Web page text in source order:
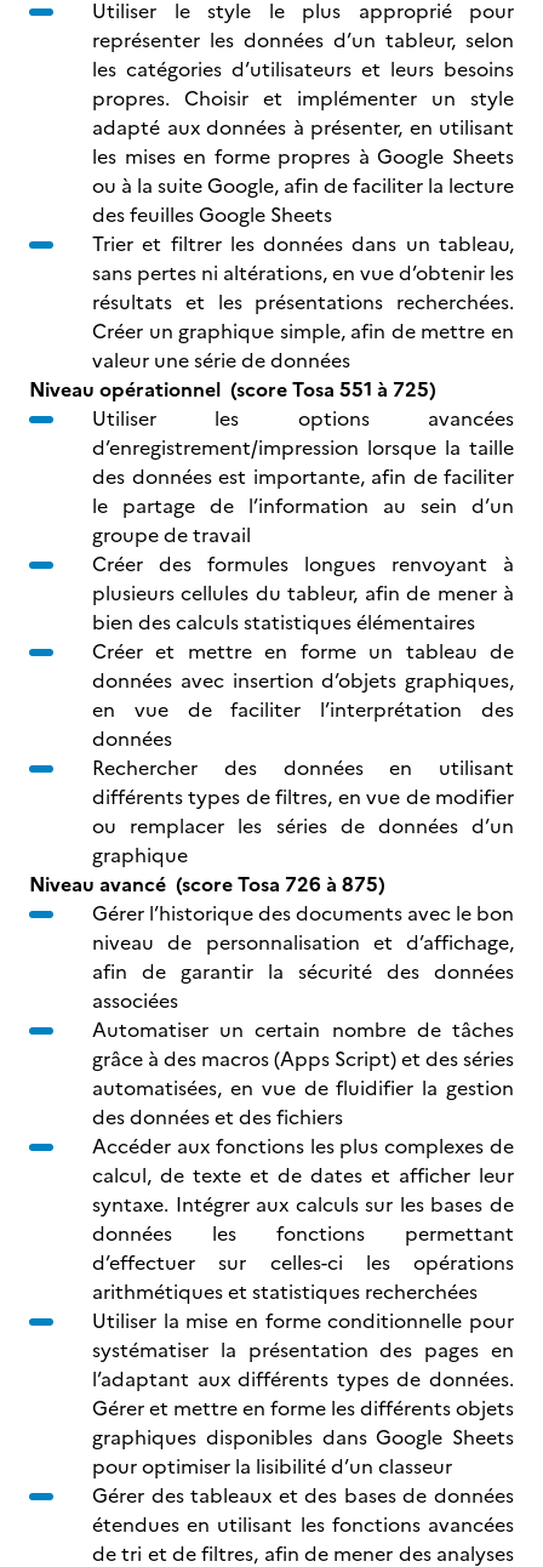
Utiliser le style le plus approprié pour
représenter les données d’un tableur, selon
les catégories d’utilisateurs et leurs besoins
propres. Choisir et implémenter un style
adapté aux données à présenter, en utilisant
les mises en forme propres à Google Sheets
ou à la suite Google, afin de faciliter la lecture
des feuilles Google Sheets
Trier et filtrer les données dans un tableau,
sans pertes ni altérations, en vue d’obtenir les
résultats et les présentations recherchées.
Créer un graphique simple, afin de mettre en
valeur une série de données
Niveau opérationnel (score Tosa 551 à 725)
Utiliser les options avancées
d’enregistrement/impression lorsque la taille
des données est importante, afin de faciliter
le partage de l’information au sein d’un
groupe de travail
Créer des formules longues renvoyant à
plusieurs cellules du tableur, afin de mener à
bien des calculs statistiques élémentaires
Créer et mettre en forme un tableau de
données avec insertion d’objets graphiques,
en vue de faciliter l’interprétation des
données
Rechercher des données en utilisant
différents types de filtres, en vue de modifier
ou remplacer les séries de données d’un
graphique
Niveau avancé (score Tosa 726 à 875)
Gérer l’historique des documents avec le bon
niveau de personnalisation et d’affichage,
afin de garantir la sécurité des données
associées
Automatiser un certain nombre de tâches
grâce à des macros (Apps Script) et des séries
automatisées, en vue de fluidifier la gestion
des données et des fichiers
Accéder aux fonctions les plus complexes de
calcul, de texte et de dates et afficher leur
syntaxe. Intégrer aux calculs sur les bases de
données les fonctions permettant
d’effectuer sur celles-ci les opérations
arithmétiques et statistiques recherchées
Utiliser la mise en forme conditionnelle pour
systématiser la présentation des pages en
l’adaptant aux différents types de données.
Gérer et mettre en forme les différents objets
graphiques disponibles dans Google Sheets
pour optimiser la lisibilité d’un classeur
Gérer des tableaux et des bases de données
étendues en utilisant les fonctions avancées
de tri et de filtres, afin de mener des analyses